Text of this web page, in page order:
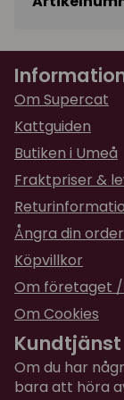
Om Supercat
Kattguiden
Butiken i Umeå
Fraktpriser &
Ångra din order
Köpvillkor
Om företaget
Om Cookies
Kundtjänst
Om du har
bara att höra